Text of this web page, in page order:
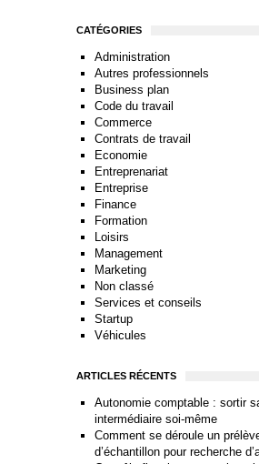
CATÉGORIES
Administration
Autres professionnels
Business plan
Code du travail
Commerce
Contrats de travail
Economie
Entreprenariat
Entreprise
Finance
Formation
Loisirs
Management
Marketing
Non classé
Services et conseils
Startup
Véhicules
ARTICLES RÉCENTS
Autonomie comptable : sortir
intermédiaire soi-même
Comment se déroule un
d’échantillon pour recherche